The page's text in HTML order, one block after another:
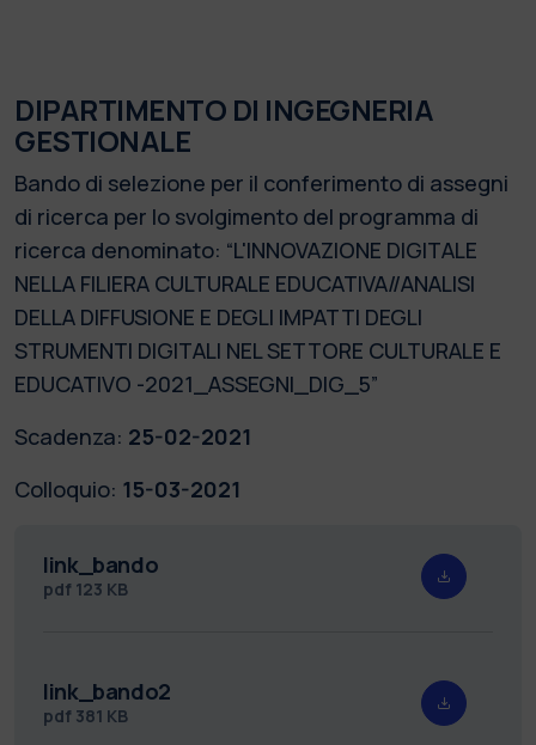
DIPARTIMENTO DI INGEGNERIA
GESTIONALE
Bando di selezione per il conferimento di assegni
di ricerca per lo svolgimento del programma di
ricerca denominato: “L'INNOVAZIONE DIGITALE
NELLA FILIERA CULTURALE EDUCATIVA//ANALISI
DELLA DIFFUSIONE E DEGLI IMPATTI DEGLI
STRUMENTI DIGITALI NEL SETTORE CULTURALE E
EDUCATIVO -2021_ASSEGNI_DIG_5”
Scadenza: 25-02-2021
Colloquio: 15-03-2021
link_bando
pdf 123 KB
link_bando2
pdf 381 KB